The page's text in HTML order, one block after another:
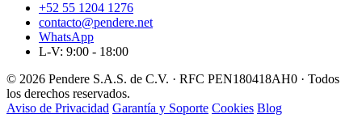
+52 55 1204 1276
contacto@pendere.net
WhatsApp
L-V: 9:00 - 18:00
© 2026 Pendere S.A.S. de C.V. · RFC PEN180418AH0 · Todos
los derechos reservados.
Aviso de Privacidad Garantía y Soporte Cookies Blog